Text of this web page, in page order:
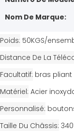
Nom De Marque:
Poids 50KGS/
Distance De La
Facultatif bras pliant
Matériel Acier
Personnalisé
Taille Du Châssis